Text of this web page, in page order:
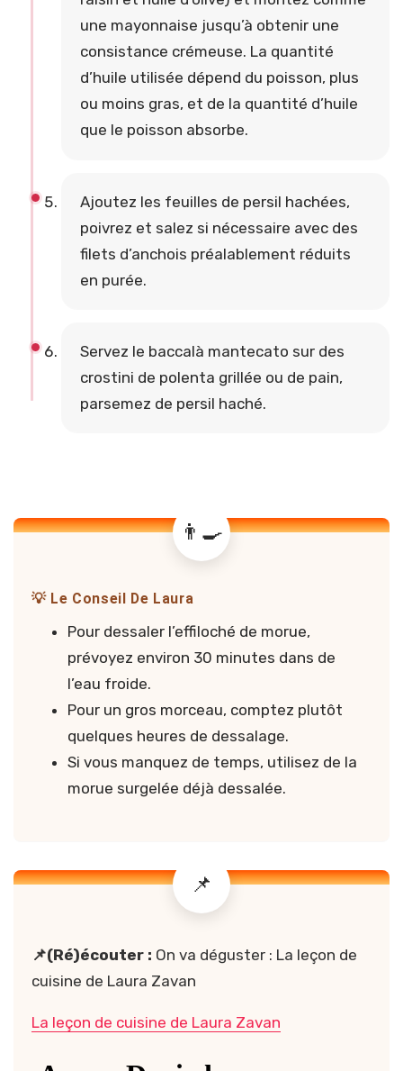
une mayonnaise jusqu’à obtenir une
consistance crémeuse. La quantité
d’huile utilisée dépend du poisson, plus
ou moins gras, et de la quantité d’huile
que le poisson absorbe.
Ajoutez les feuilles de persil hachées,
poivrez et salez si nécessaire avec des
filets d’anchois préalablement réduits
en purée.
Servez le baccalà mantecato sur des
crostini de polenta grillée ou de pain,
parsemez de persil haché.
💡 Le Conseil De Laura
Pour dessaler l’effiloché de morue,
prévoyez environ 30 minutes dans de
l’eau froide.
Pour un gros morceau, comptez plutôt
quelques heures de dessalage.
Si vous manquez de temps, utilisez de la
morue surgelée déjà dessalée.
📌(Ré)écouter : On va déguster : La leçon de
cuisine de Laura Zavan
La leçon de cuisine de Laura Zavan